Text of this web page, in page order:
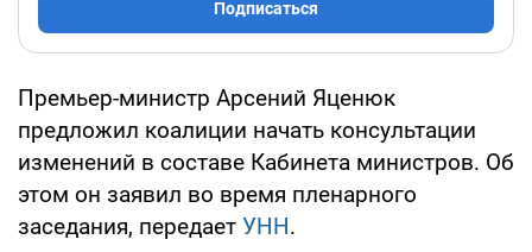
Подписаться
Премьер-министр Арсений Яценюк
предложил коалиции начать консультации
изменений в составе Кабинета министров. Об
этом он заявил во время пленарного
заседания, передает УНН.